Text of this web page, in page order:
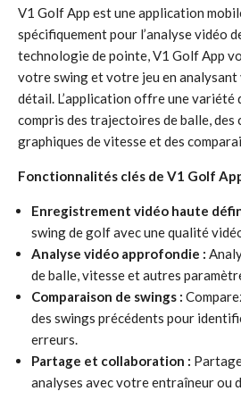
V1 Golf App est une application
spécifiquement pour l’analyse vidéo
technologie de pointe, V1 Golf App
votre swing et votre jeu en analysant
détail. L’application offre une variété
compris des trajectoires de balle, des
graphiques de vitesse et des
Fonctionnalités clés de V1 Golf
Enregistrement vidéo haute
swing de golf avec une qualité
Analyse vidéo approfondie :
de balle, vitesse et autres
Comparaison de swings :
des swings précédents pour
erreurs.
Partage et collaboration :
analyses avec votre entraîneur ou